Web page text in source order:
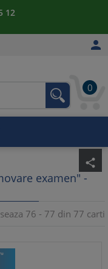
12

0
share
examen" -
76 - 77 din 77 carti